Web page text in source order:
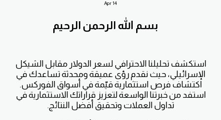
14
Apr
بسم الله الرحمن الرحيم
استكشف تحليلنا الاحترافي لسعر الدولار مقابل الشيكل
الإسرائيلي، حيث نقدم رؤى عميقة ومحدثة تساعدك في
اكتشاف فرص استثمارية قيّمة في أسواق الفوركس.
استفد من خبرتنا الواسعة لتعزيز قراراتك الاستثمارية في
تداول العملات وتحقيق أفضل النتائج.